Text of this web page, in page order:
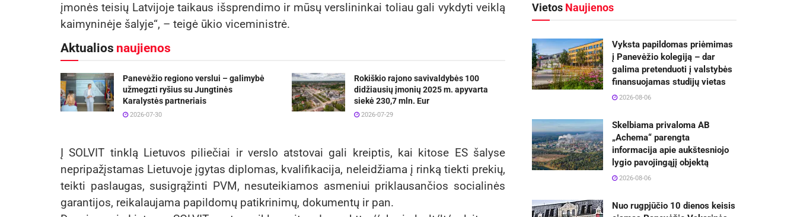
įmonės teisių Latvijoje taikaus išsprendimo ir mūsų verslininkai toliau gali vykdyti veiklą
kaimyninėje šalyje“, – teigė ūkio viceministrė.
Aktualios naujienos
Panevėžio regiono verslui – galimybė
užmegzti ryšius su Jungtinės
Karalystės partneriais
2026-07-30
Rokiškio rajono savivaldybės 100
didžiausių įmonių 2025 m. apyvarta
siekė 230,7 mln. Eur
2026-07-29
Į SOLVIT tinklą Lietuvos piliečiai ir verslo atstovai gali kreiptis, kai kitose ES šalyse
nepripažįstamas Lietuvoje įgytas diplomas, kvalifikacija, neleidžiama į rinką tiekti prekių,
teikti paslaugas, susigrąžinti PVM, nesuteikiamos asmeniui priklausančios socialinės
garantijos, reikalaujama papildomų patikrinimų, dokumentų ir pan.
Vietos Naujienos
Vyksta papildomas priėmimas
į Panevėžio kolegiją – dar
galima pretenduoti į valstybės
finansuojamas studijų vietas
2026-08-06
Skelbiama privaloma AB
„Achema“ parengta
informacija apie aukštesniojo
lygio pavojingąjį objektą
2026-08-06
Nuo rugpjūčio 10 dienos keisis